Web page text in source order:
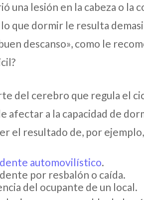
una lesión en la cabeza o la
que dormir le resulta
descanso», como le
del cerebro que regula el
afectar a la capacidad de
el resultado de, por
automovilístico.
por resbalón o caída.
del ocupante de un local.